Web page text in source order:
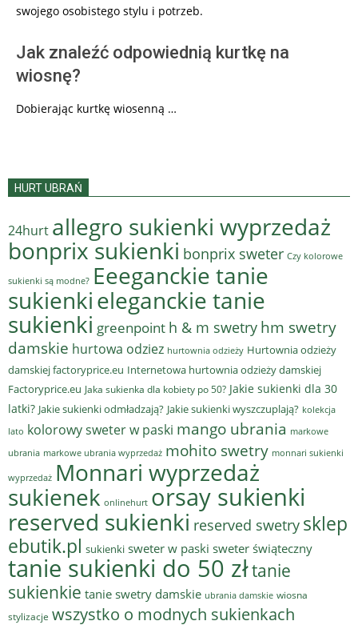
swojego osobistego stylu i potrzeb.
Jak znaleźć odpowiednią kurtkę na
wiosnę?
Dobierając kurtkę wiosenną …
HURT UBRAŃ
24hurt allegro sukienki wyprzedaż
bonprix sukienki bonprix sweter Czy kolorowe
sukienki są modne? Eeeganckie tanie
sukienkieleganckie tanie
sukienki greenpoint h & m swetry hm swetry
damskie hurtowa odziez hurtownia odzieży Hurtownia odzieży
damskiej factoryprice.eu Internetowa hurtownia odzieży damskiej
Factoryprice.eu Jaka sukienka dla kobiety po 50? Jakie sukienki dla 30
latki? Jakie sukienki odmładzają? Jakie sukienki wyszczuplają? kolekcja
lato kolorowy sweter w paski mango ubrania markowe
ubrania markowe ubrania wyprzedaż mohito swetry monnari sukienki
wyprzedaż Monnari wyprzedaż
sukienek onlinehurt orsay sukienki
reserved sukienki reserved swetry sklep
ebutik.pl sukienki sweter w paski sweter świąteczny
tanie sukienki do 50 złtanie
sukienkie tanie swetry damskie ubrania damskie wiosna
stylizacje wszystko o modnych sukienkach